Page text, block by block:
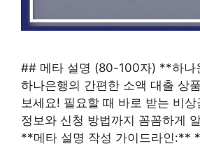
## 메타 설명 (80-100자) **하나
하나은행의 간편한 소액 대출 상
보세요! 필요할 때 바로 받는 비
정보와 신청 방법까지 꼼꼼하게
**메타 설명 작성 가이드라인